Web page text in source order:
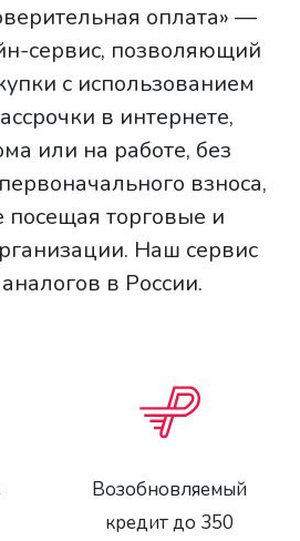
оплата» —
сервис, позволяющий
с использованием
в интернете,
или на работе, без
взноса,
посещая торговые и
Наш сервис
в России.
Возобновляемый
кредит до 350